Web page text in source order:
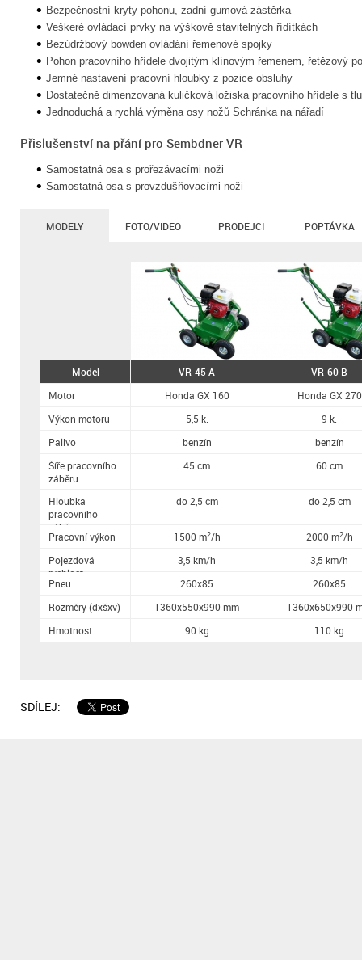
Bezpečnostní kryty pohonu, zadní gumová zástěrka
Veškeré ovládací prvky na výškově stavitelných řídítkách
Bezúdržbový bowden ovládání řemenové spojky
Pohon pracovního hřídele dvojitým klínovým řemenem, řetězový
Jemné nastavení pracovní hloubky z pozice obsluhy
Dostatečně dimenzovaná kuličková ložiska pracovního hřídele s
Jednoduchá a rychlá výměna osy nožů Schránka na nářadí
Přislušenství na přání pro Sembdner VR
Samostatná osa s prořezávacími noži
Samostatná osa s provzdušňovacími noži
MODELY FOTO/VIDEO PRODEJCI POPTÁVKA
Model
Motor
Výkon motoru
Palivo
Šíře pracovního
záběru
Hloubka
pracovního
záběru
Pracovní výkon
Pojezdová
rychlost
Pneu
Rozměry (dxšxv)
Hmotnost
VR-45 A
VR-60 B
Honda GX 160
Honda GX 270
5,5 k.
9 k.
benzín
benzín
45 cm
60 cm
do 2,5 cm do 2,5 cm
1500 m2/h 2000 m2/h
3,5 km/h
3,5 km/h
260x85
260x85
1360x550x990 mm
1360x650x990
90 kg
110 kg
SDÍLEJ: